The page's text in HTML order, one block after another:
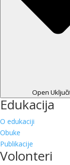
Open
Edukacija
O edukaciji
Obuke
Publikacije
Volonteri